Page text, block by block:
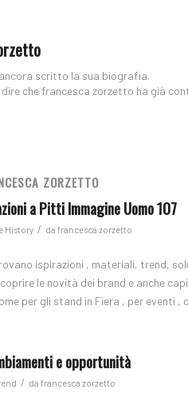
scritto la sua biografia.
che francesca zorzetto ha già
ZORZETTO
a Pitti Immagine Uomo 107
History / da francesca zorzetto
ispirazioni , materiali, trend,
le novità dei brand e anche
per gli stand in Fiera , per eventi
e opportunità
/ da francesca zorzetto